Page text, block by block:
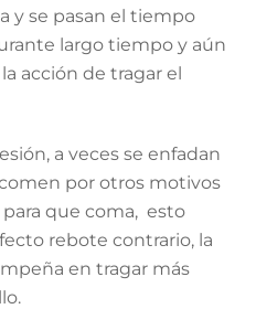
y se pasan el tiempo
largo tiempo y aún
acción de tragar el
a veces se enfadan
por otros motivos
que coma, esto
rebote contrario, la
en tragar más